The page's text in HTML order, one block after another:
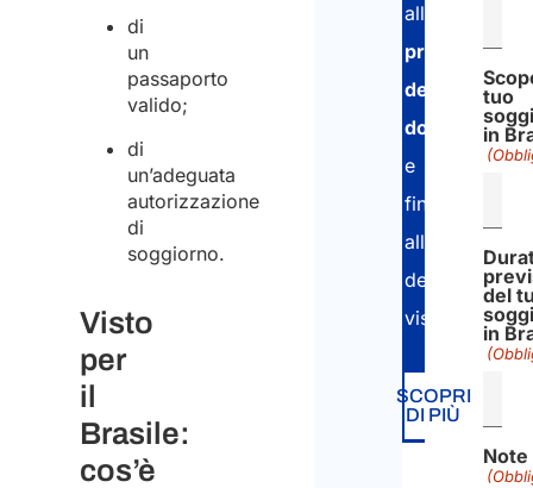
di
un
passaporto
valido;
di
un’adeguata
autorizzazione
di
soggiorno.
Visto
per
il
Brasile:
cos’è
alla
della
domanda
e
fino
del
visto.
SCOPRI
DI PIÙ
tuo
in
del
in
Note